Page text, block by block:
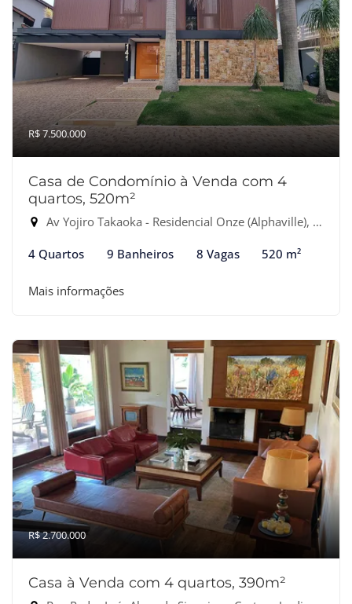
R$ 7.500.000
Casa de Condomínio à Venda com 4
quartos, 520m²
Av Yojiro Takaoka - Residencial Onze (Alphaville), Santana de Parnaíba-SP
4 Quartos 9 Banheiros 8 Vagas 520 m²
Mais informações
R$ 2.700.000
Casa à Venda com 4 quartos, 390m²